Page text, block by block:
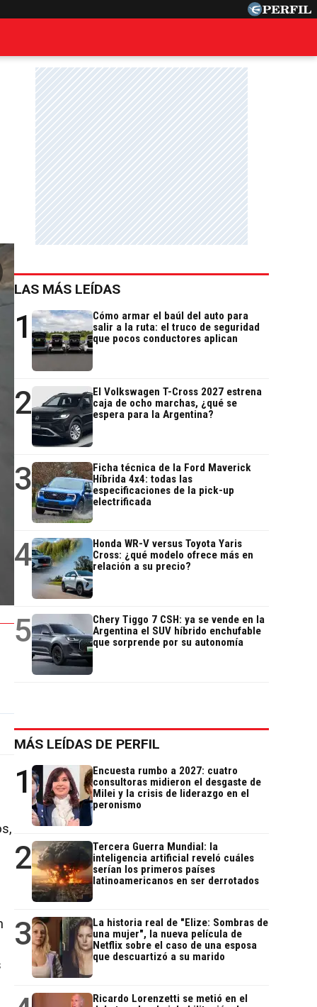
LAS MÁS LEÍDAS
1
Cómo armar el baúl del auto para
salir a la ruta: el truco de seguridad
que pocos conductores aplican
2
El Volkswagen T-Cross 2027 estrena
caja de ocho marchas, ¿qué se
espera para la Argentina?
3
Ficha técnica de la Ford Maverick
Híbrida 4x4: todas las
especificaciones de la pick-up
electrificada
4
Honda WR-V versus Toyota Yaris
Cross: ¿qué modelo ofrece más en
relación a su precio?
5
Chery Tiggo 7 CSH: ya se vende en la
Argentina el SUV híbrido enchufable
que sorprende por su autonomía
MÁS LEÍDAS DE PERFIL
1
Encuesta rumbo a 2027: cuatro
consultoras midieron el desgaste de
Milei y la crisis de liderazgo en el
peronismo
2
Tercera Guerra Mundial: la
inteligencia artificial reveló cuáles
serían los primeros países
latinoamericanos en ser derrotados
3
La historia real de "Elize: Sombras de
una mujer", la nueva película de
Netflix sobre el caso de una esposa
que descuartizó a su marido
Ricardo Lorenzetti se metió en el